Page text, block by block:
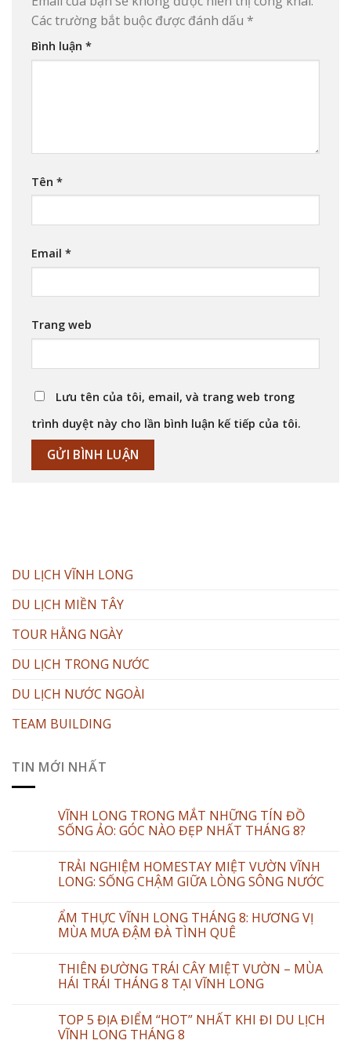
Các trường bắt buộc được đánh dấu *
Bình luận *
Tên *
Email *
Trang web
Lưu tên của tôi, email, và trang web trong
trình duyệt này cho lần bình luận kế tiếp của tôi.
DU LỊCH VĨNH LONG
DU LỊCH MIỀN TÂY
TOUR HẰNG NGÀY
DU LỊCH TRONG NƯỚC
DU LỊCH NƯỚC NGOÀI
TEAM BUILDING
TIN MỚI NHẤT
VĨNH LONG TRONG MẮT NHỮNG TÍN ĐỒ
SỐNG ẢO: GÓC NÀO ĐẸP NHẤT THÁNG 8?
TRẢI NGHIỆM HOMESTAY MIỆT VƯỜN VĨNH
LONG: SỐNG CHẬM GIỮA LÒNG SÔNG NƯỚC
ẨM THỰC VĨNH LONG THÁNG 8: HƯƠNG VỊ
MÙA MƯA ĐẬM ĐÀ TÌNH QUÊ
THIÊN ĐƯỜNG TRÁI CÂY MIỆT VƯỜN – MÙA
HÁI TRÁI THÁNG 8 TẠI VĨNH LONG
TOP 5 ĐỊA ĐIỂM “HOT” NHẤT KHI ĐI DU LỊCH
VĨNH LONG THÁNG 8